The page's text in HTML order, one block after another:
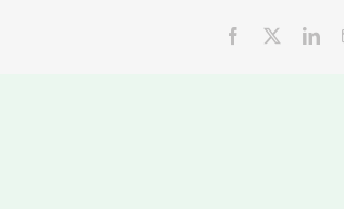
Facebook
Twitter